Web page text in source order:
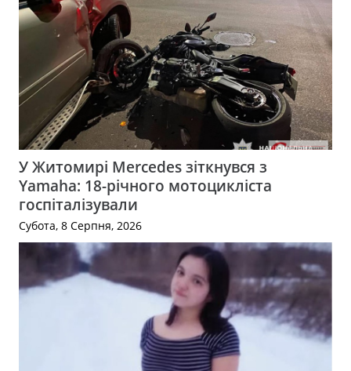
У Житомирі Mercedes зіткнувся з
Yamaha: 18-річного мотоцикліста
госпіталізували
Субота, 8 Серпня, 2026